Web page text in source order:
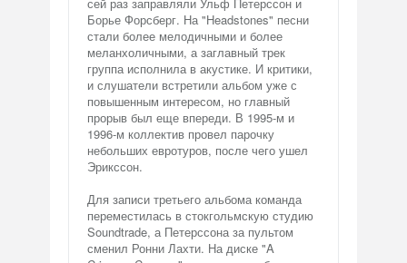
Борье Форсберг. На "Headstones" песни
стали более мелодичными и более
меланхоличными, а заглавный трек
группа исполнила в акустике. И критики,
и слушатели встретили альбом уже с
повышенным интересом, но главный
прорыв был еще впереди. В 1995-м и
1996-м коллектив провел парочку
небольших евротуров, после чего ушел
Эрикссон.
Для записи третьего альбома команда
переместилась в стокгольмскую студию
Soundtrade, а Петерссона за пультом
сменил Ронни Лахти. На диске "A